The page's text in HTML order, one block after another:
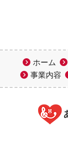
ホーム
事業内容